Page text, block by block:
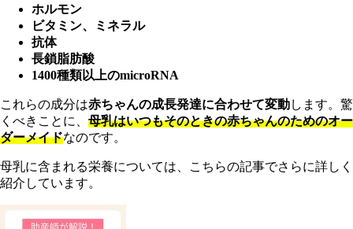
ホルモン
ビタミン、ミネラル
抗体
長鎖脂肪酸
1400種類以上のmicroRNA
これらの成分は赤ちゃんの成長発達に合わせて変動します。驚
くべきことに、 母乳はいつもそのときの赤ちゃんのためのオー
ダーメイドなのです。
母乳に含まれる栄養については、こちらの記事でさらに詳しく
紹介しています。